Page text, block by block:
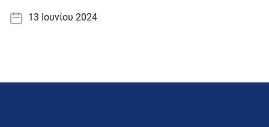
13 Ιουνίου 2024